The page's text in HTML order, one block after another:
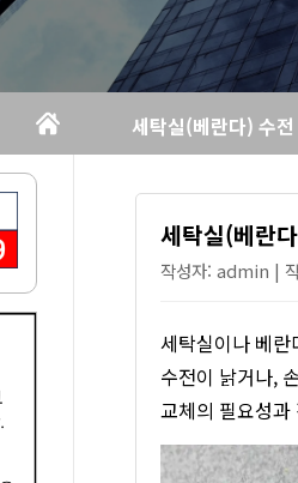
세탁실(베란
작성자: admin |
세탁실이나 베
수전이 낡거나,
교체의 필요성